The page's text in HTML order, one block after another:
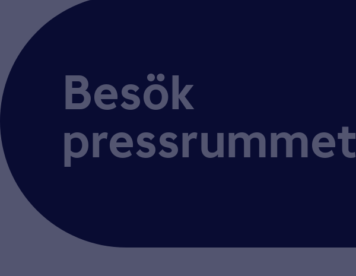
Besök
pressrummet